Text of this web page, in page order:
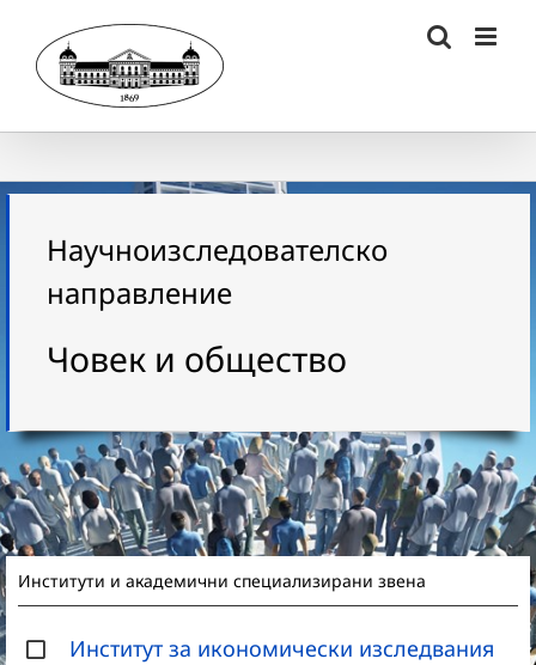
content
Научноизследователско
направление
Човек и общество
Институти и академични специализирани звена
Институт за икономически изследвания